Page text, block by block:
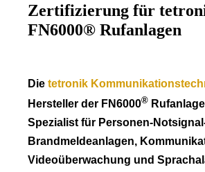
Zertifizierung für
FN6000® Rufanlagen
Die tetronik
Hersteller der FN6000®
Spezialist für Personen-
Brandmeldeanlagen,
Videoüberwachung und